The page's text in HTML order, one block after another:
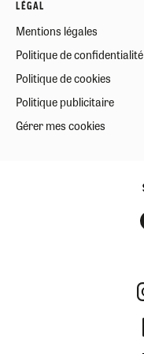
LÉGAL
Mentions légales
Politique de confidentialité
Politique de cookies
Politique publicitaire
Gérer mes cookies